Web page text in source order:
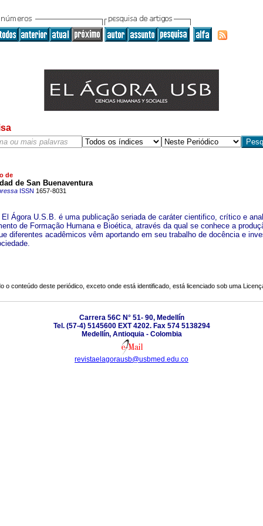
de
de San Buenaventura
ISSN 1657-8031
Ágora U.S.B. é uma publicação seriada de caráter cientifico, crítico e
de Formação Humana e Bioética, através da qual se conhece a
diferentes acadêmicos vêm aportando em seu trabalho de docência e
o conteúdo deste periódico, exceto onde está identificado, está licenciado sob uma
Carrera 56C N° 51- 90, Medellín
Tel. (57-4) 5145600 EXT 4202. Fax 574 5138294
Medellín, Antioquia - Colombia
revistaelagorausb@usbmed.edu.co